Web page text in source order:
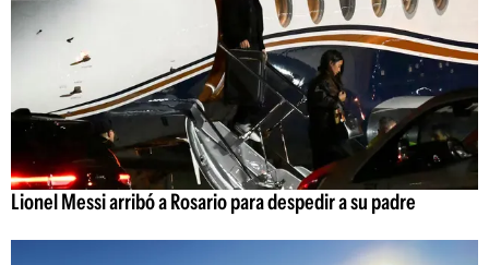
Lionel Messi arribó a Rosario para despedir a su padre